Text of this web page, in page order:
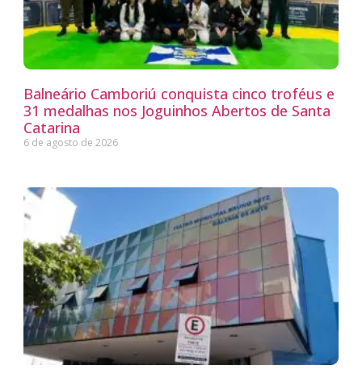
Balneário Camboriú conquista cinco troféus e
31 medalhas nos Joguinhos Abertos de Santa
Catarina
6 de agosto de 2026